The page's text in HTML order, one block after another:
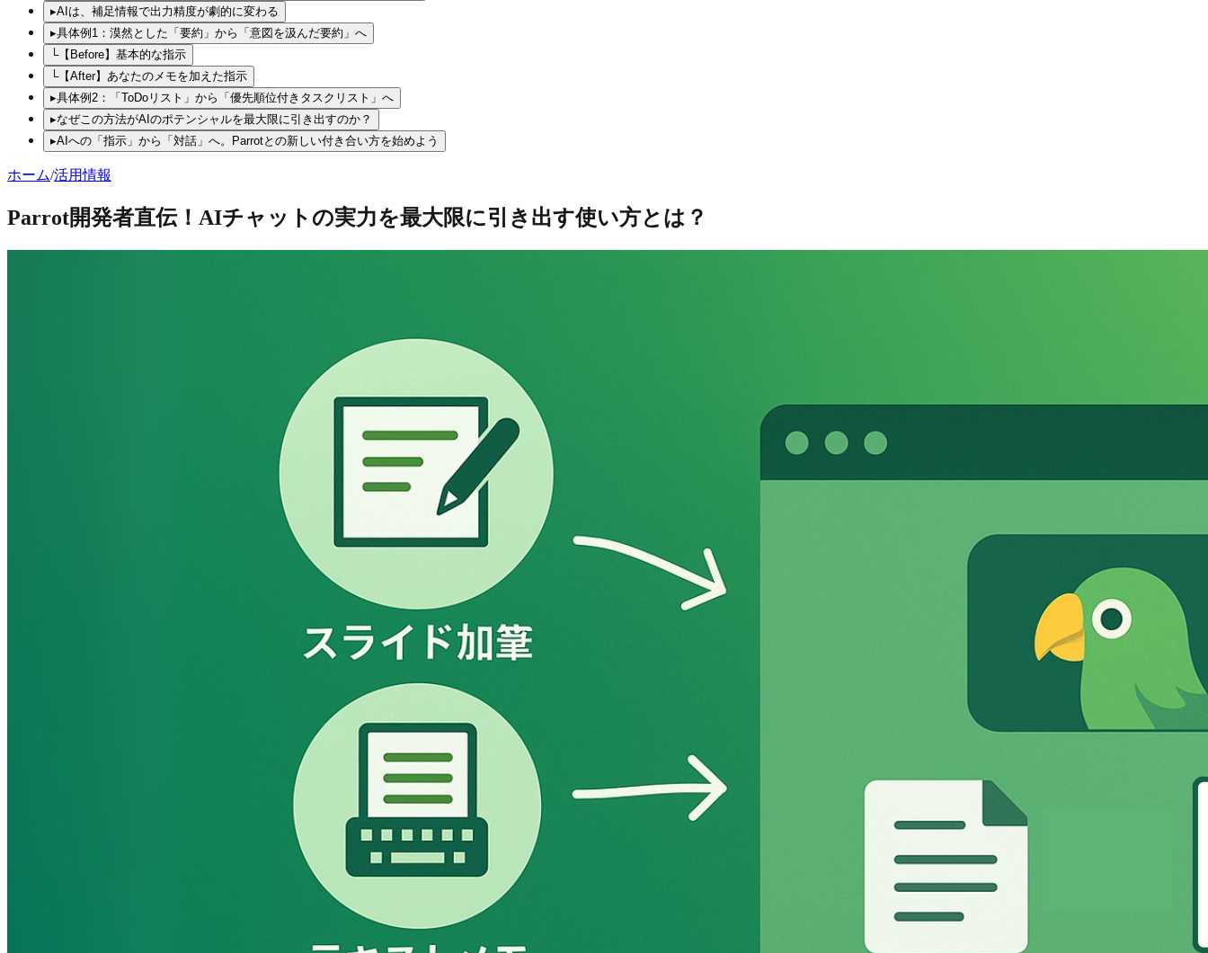
▸AIは、補足情報で出力精度が劇的に変わる
▸具体例1：漠然とした「要約」から「意図を汲んだ要約」へ
└【Before】基本的な指示
└【After】あなたのメモを加えた指示
▸具体例2：「ToDoリスト」から「優先順位付きタスクリスト」へ
▸なぜこの方法がAIのポテンシャルを最大限に引き出すのか？
▸AIへの「指示」から「対話」へ。Parrotとの新しい付き合い方を始めよう
ホーム/活用情報
Parrot開発者直伝！AIチャットの実力を最大限に引き出す使い方とは？